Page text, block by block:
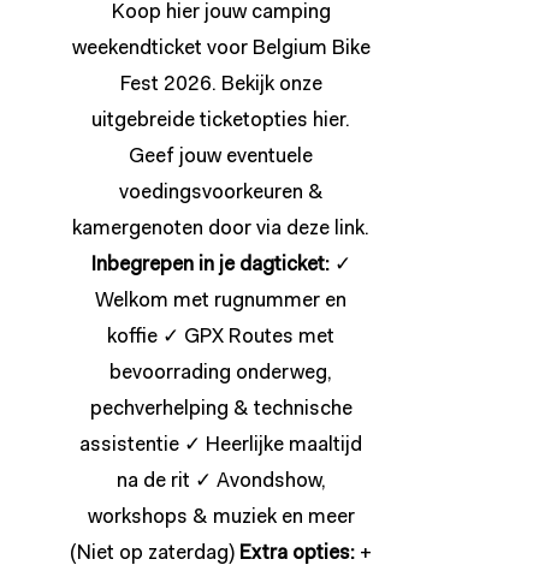
Koop hier jouw camping
weekendticket voor Belgium Bike
Fest 2026. Bekijk onze
uitgebreide ticketopties hier.
Geef jouw eventuele
voedingsvoorkeuren &
kamergenoten door via deze link.
Inbegrepen in je dagticket:✓
Welkom met rugnummer en
koffie ✓ GPX Routes met
bevoorrading onderweg,
pechverhelping & technische
assistentie ✓ Heerlijke maaltijd
na de rit ✓ Avondshow,
workshops & muziek en meer
(Niet op zaterdag) Extra opties: +